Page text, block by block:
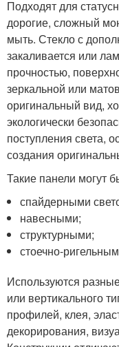
Подходят для
дорогие, сложный
мыть. Стекло с
закаливается или
прочностью,
зеркальной или
оригинальный вид,
экологически
поступления света,
создания
Такие панели могут
спайдерными
навесными;
структурными;
стоечно-
Используются
или вертикального
профилей, клея,
декорирования,